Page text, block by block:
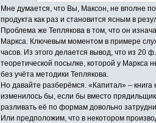
Мне думается, что Вы, Максон, не вполне
продукта как раз и становится ясным в
Проблема же Теплякова в том, что он
Маркса. Ключевым моментом в примере
часов. Из этого делается вывод, что из
теоретической посылке, которой у Маркса
без учёта методики Теплякова.
Но давайте разберёмся. «Капитал» –
изменилось бы, если бы вместо
разливать её по формам довольно
Или предположим, что в некотором